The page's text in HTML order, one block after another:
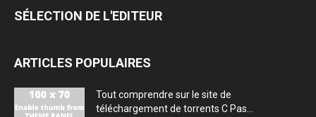
SÉLECTION DE L'EDITEUR
ARTICLES POPULAIRES
Tout comprendre sur le site de
téléchargement de torrents C Pas...